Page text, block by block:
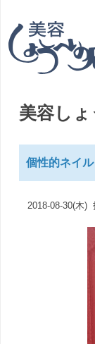
美容し
個性的ネイル
2018-08-30(木)